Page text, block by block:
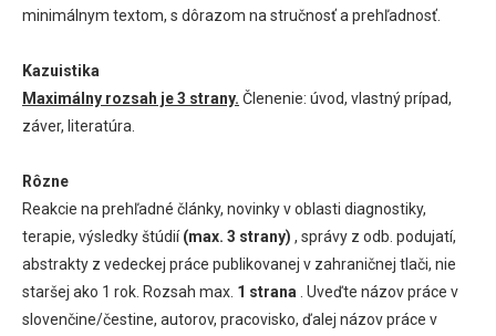
minimálnym textom, s dôrazom na stručnosť a prehľadnosť.
Kazuistika
Maximálny rozsah je 3 strany. Členenie: úvod, vlastný prípad,
záver, literatúra.
Rôzne
Reakcie na prehľadné články, novinky v oblasti diagnostiky,
terapie, výsledky štúdií(max. 3 strany) , správy z odb. podujatí,
abstrakty z vedeckej práce publikovanej v zahraničnej tlači, nie
staršej ako 1 rok. Rozsah max. 1 strana . Uveďte názov práce v
slovenčine/čestine, autorov, pracovisko, ďalej názov práce v